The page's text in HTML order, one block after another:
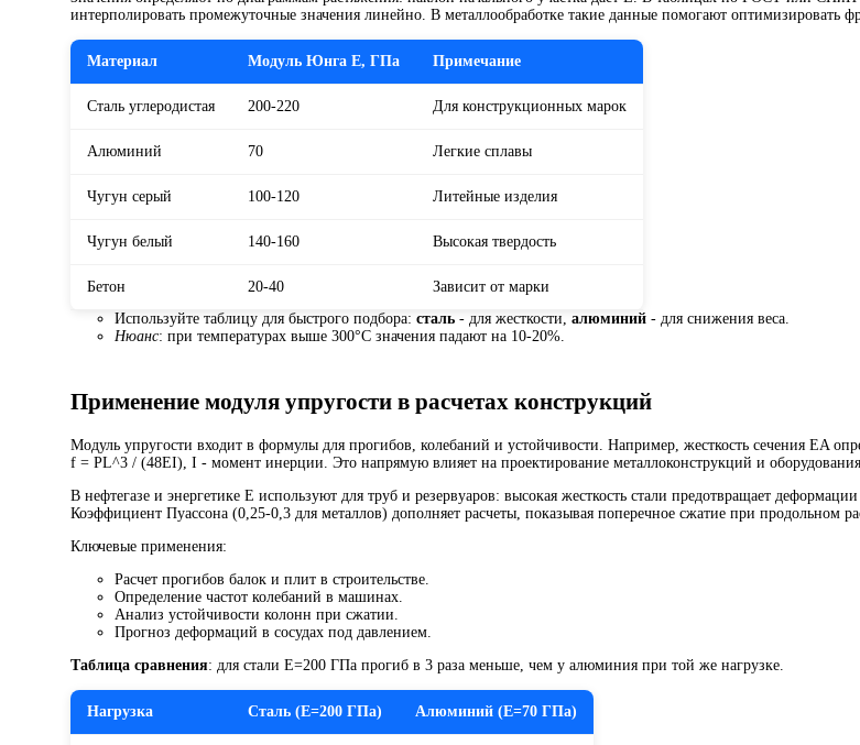
интерполировать промежуточные значения линейно. В металлообработке такие данные помогают оптимизировать
Материал Модуль Юнга E, ГПа Примечание
Сталь углеродистая 200-220 Для конструкционных марок
Алюминий 70 Легкие сплавы
Чугун серый 100-120 Литейные изделия
Чугун белый 140-160 Высокая твердость
Бетон 20-40
Зависит от марки
Используйте таблицу для быстрого подбора: сталь - для жесткости, алюминий - для снижения веса.
Нюанс: при температурах выше 300°C значения падают на 10-20%.
Применение модуля упругости в расчетах конструкций
Модуль упругости входит в формулы для прогибов, колебаний и устойчивости. Например, жесткость сечения EA
f = PL^3 / (48EI), I - момент инерции. Это напрямую влияет на проектирование металлоконструкций и оборудования.
В нефтегазе и энергетике E используют для труб и резервуаров: высокая жесткость стали предотвращает
Коэффициент Пуассона (0,25-0,3 для металлов) дополняет расчеты, показывая поперечное сжатие при продольном
Ключевые применения:
Расчет прогибов балок и плит в строительстве.
Определение частот колебаний в машинах.
Анализ устойчивости колонн при сжатии.
Прогноз деформаций в сосудах под давлением.
Таблица сравнения: для стали E=200 ГПа прогиб в 3 раза меньше, чем у алюминия при той же нагрузке.
Нагрузка Сталь (E=200 ГПа) Алюминий (E=70 ГПа)